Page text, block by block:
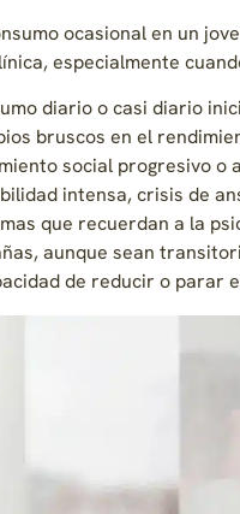
ocasional en un
especialmente
diario o casi diario
bruscos en el
social progresivo o
intensa, crisis de
que recuerdan a la
aunque sean
de reducir o parar